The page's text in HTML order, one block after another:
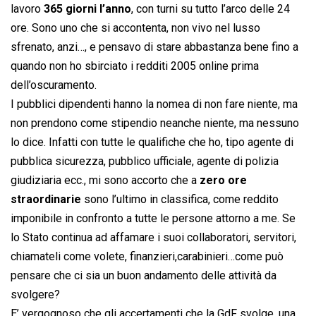
lavoro 365 giorni l’anno, con turni su tutto l’arco delle 24
ore. Sono uno che si accontenta, non vivo nel lusso
sfrenato, anzi…, e pensavo di stare abbastanza bene fino a
quando non ho sbirciato i redditi 2005 online prima
dell’oscuramento.
I pubblici dipendenti hanno la nomea di non fare niente, ma
non prendono come stipendio neanche niente, ma nessuno
lo dice. Infatti con tutte le qualifiche che ho, tipo agente di
pubblica sicurezza, pubblico ufficiale, agente di polizia
giudiziaria ecc., mi sono accorto che a zero ore
straordinarie sono l’ultimo in classifica, come reddito
imponibile in confronto a tutte le persone attorno a me. Se
lo Stato continua ad affamare i suoi collaboratori, servitori,
chiamateli come volete, finanzieri,carabinieri…come può
pensare che ci sia un buon andamento delle attività da
svolgere?